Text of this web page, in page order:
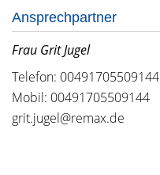
Ansprechpartner
Frau Grit Jugel
Telefon: 00491705509144
Mobil: 00491705509144
grit.jugel@remax.de